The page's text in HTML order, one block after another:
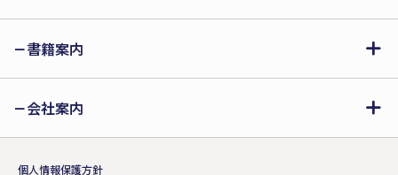
書籍案内
会社案内
個人情報保護方針